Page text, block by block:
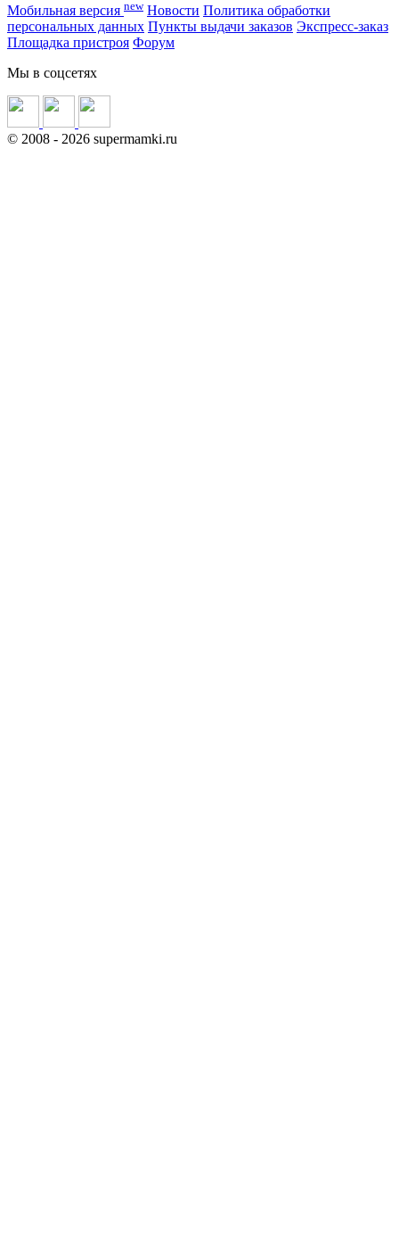
Мобильная версия new Новости Политика обработки
персональных данных Пункты выдачи заказов Экспресс-заказ
Площадка пристроя Форум
Мы в соцсетях
© 2008 - 2026 supermamki.ru